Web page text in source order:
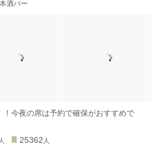
酒バー
今夜の席は予約で確保がおすすめで
人 25362 人